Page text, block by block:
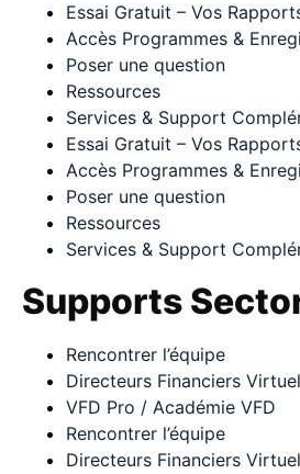
Essai Gratuit – Vos
Accès Programmes &
Poser une question
Ressources
Services & Support
Essai Gratuit – Vos
Accès Programmes &
Poser une question
Ressources
Services & Support
Supports
Rencontrer l’équipe
Directeurs Financiers
VFD Pro / Académie VFD
Rencontrer l’équipe
Directeurs Financiers